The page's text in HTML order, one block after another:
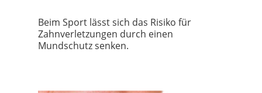
Beim Sport lässt sich das Risiko für
Zahnverletzungen durch einen
Mundschutz senken.